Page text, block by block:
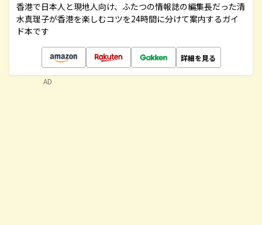
香港で日本人と現地人向け、ふたつの情報誌の編集長だった清
水真理子が香港を楽しむコツを24時間に分けて案内するガイ
ド本です
詳細を見る
AD